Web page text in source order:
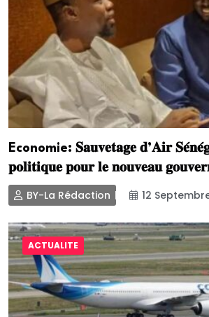
Economie: 𝐒𝐚𝐮𝐯𝐞𝐭𝐚𝐠𝐞 𝐝’𝐀𝐢𝐫
𝐩𝐨𝐥𝐢𝐭𝐢𝐪𝐮𝐞 𝐩𝐨𝐮𝐫 𝐥𝐞 𝐧𝐨𝐮𝐯𝐞𝐚𝐮
BY-La Rédaction 12
ACTUALITE